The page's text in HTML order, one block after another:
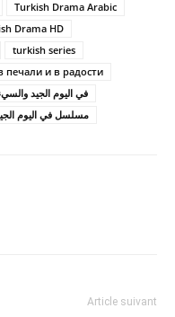
Turkish Drama Arabic
Drama HD
turkish series
печали и в радости
في اليوم الجيد
مسلسل في اليوم
Article suivant